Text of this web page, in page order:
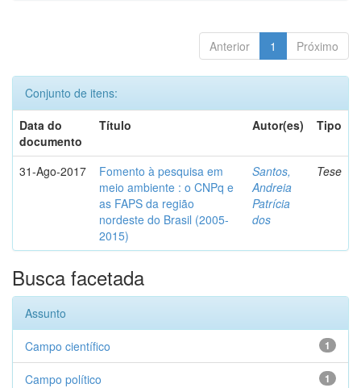
Anterior 1 Próximo
Conjunto de itens:
Data do
documento
Título Autor(es) Tipo
31-Ago-2017
Fomento à pesquisa em
meio ambiente : o CNPq e
as FAPS da região
nordeste do Brasil (2005-
2015)
Santos,
Andreia
Patrícia
dos
Tese
Busca facetada
Assunto
1
Campo científico
1
Campo político